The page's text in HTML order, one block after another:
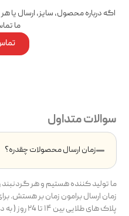
اگه درباره محصول، سایز، ارسال یا
ما
سوالات متداول
زمان ارسال محصولات چقدره؟
ما تولید کننده هستیم و هر
پلاک های طلایی بین ۱۴ تا ۲4 روز ( به دلیل آبکاری طلایی)